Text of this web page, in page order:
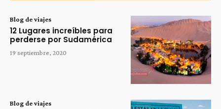
Blog de viajes
12 Lugares increíbles para
perderse por Sudamérica
19 septiembre, 2020
Blog de viajes